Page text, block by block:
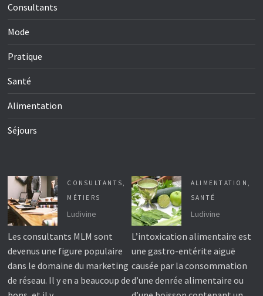
Consultants
Mode
Pratique
Santé
Alimentation
Séjours
CONSULTANTS,
MÉTIERS
Ludivine
Les consultants MLM sont
devenus une figure populaire
dans le domaine du marketing
de réseau. Il y en a beaucoup de
ALIMENTATION ,
SANTÉ
Ludivine
L’intoxication alimentaire est
une gastro-entérite aiguë
causée par la consommation
d’une denrée alimentaire ou